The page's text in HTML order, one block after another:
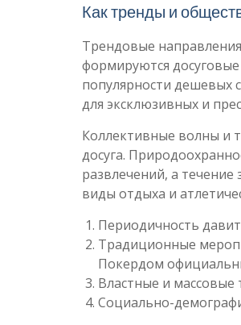
Как тренды и
Трендовые
формируются
популярности дешевых
для эксклюзивных и
Коллективные волны и
досуга.
развлечений, а
виды отдыха и
Периодичность
Традиционные
Покердом
Властные и массовые
Социально-